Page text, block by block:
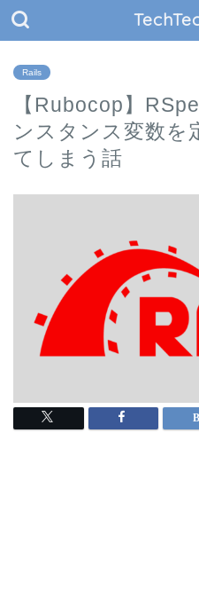
Rails
【Rubocop】
ンスタンス変数を
てしまう話